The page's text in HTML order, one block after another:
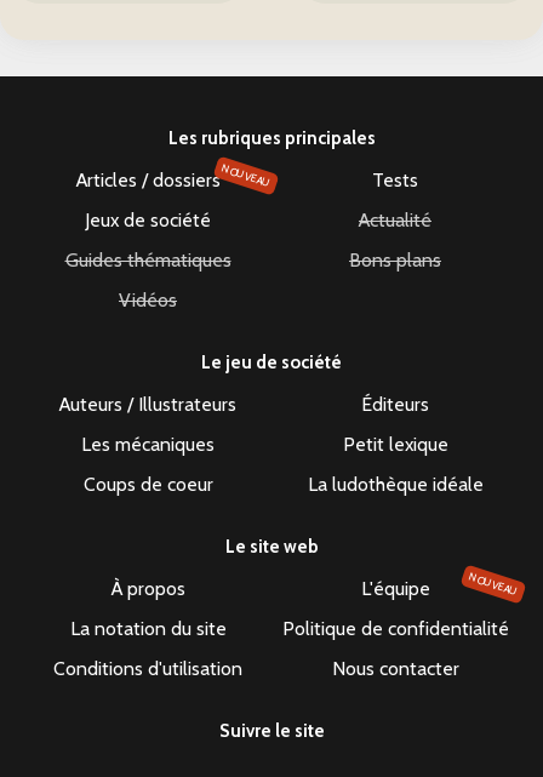
Les rubriques principales
Articles / dossiersNOUVEAU
Tests
Jeux de société
Actualité
Guides thématiques
Bons plans
Vidéos
Le jeu de société
Auteurs / Illustrateurs
Éditeurs
Les mécaniques
Petit lexique
Coups de coeur
La ludothèque idéale
Le site web
À propos L'équipe NOUVEAU
La notation du site
Politique de confidentialité
Conditions d'utilisation
Nous contacter
Suivre le site